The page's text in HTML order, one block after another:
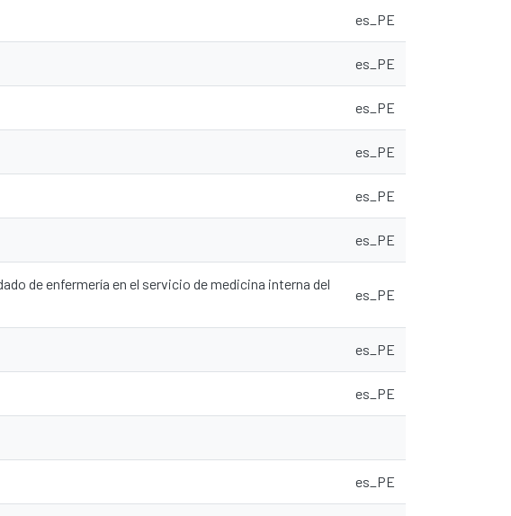
es_PE
es_PE
es_PE
es_PE
es_PE
es_PE
de enfermería en el servicio de medicina interna del
es_PE
es_PE
es_PE
es_PE